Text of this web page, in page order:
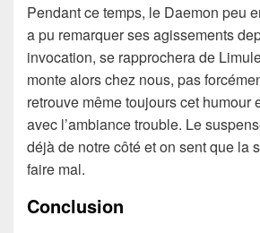
Pendant ce temps, le Daemon peu
a pu remarquer ses agissements
invocation, se rapprochera de
monte alors chez nous, pas
retrouve même toujours cet humour
avec l’ambiance trouble. Le
déjà de notre côté et on sent que la
faire mal.
Conclusion